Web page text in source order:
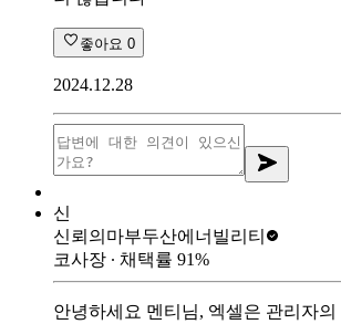
좋아요 0
2024.12.28
신
신뢰의마부두산에너빌리티
코사장 ∙ 채택률 91%
안녕하세요 멘티님, 엑셀은 관리자